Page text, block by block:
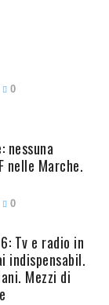
0
nessuna
nelle Marche.
0
Tv e radio in
indispensabil.
Mezzi di